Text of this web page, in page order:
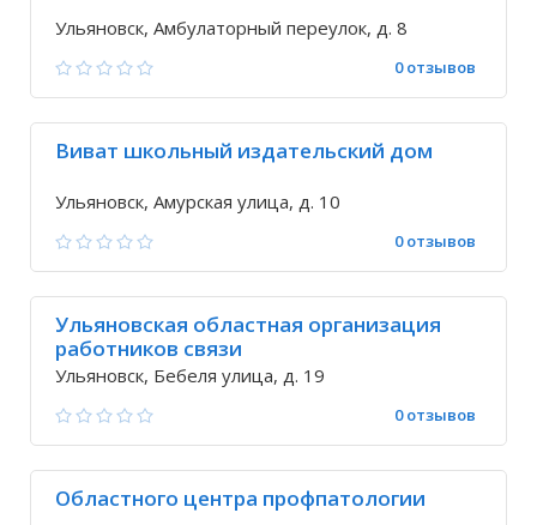
Ульяновск, Амбулаторный переулок, д. 8
0 отзывов
Виват школьный издательский дом
Ульяновск, Амурская улица, д. 10
0 отзывов
Ульяновская областная организация
работников связи
Ульяновск, Бебеля улица, д. 19
0 отзывов
Областного центра профпатологии